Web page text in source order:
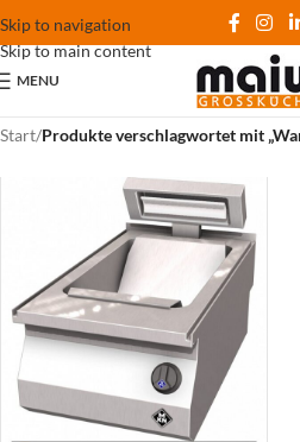
Skip to navigation
Skip to main content
MENU
Start/Produkte verschlagwortet mit